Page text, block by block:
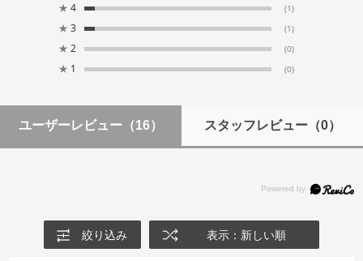
★ 4 (1)
★ 3 (1)
★ 2 (0)
★ 1 (0)
ユーザーレビュー （16） スタッフレビュー（0）
絞り込み 表示：新しい順